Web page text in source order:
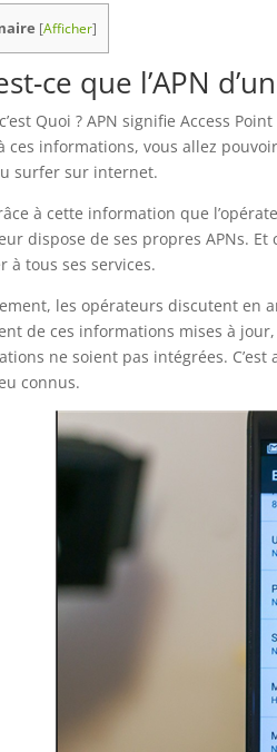
[Afficher]
ce que l’APN
c’est Quoi ? APN signifie Access
ces informations, vous allez
surfer sur internet.
à cette information que
dispose de ses propres APNs.
à tous ses services.
les opérateurs discutent en
de ces informations mises à
ne soient pas intégrées.
connus.